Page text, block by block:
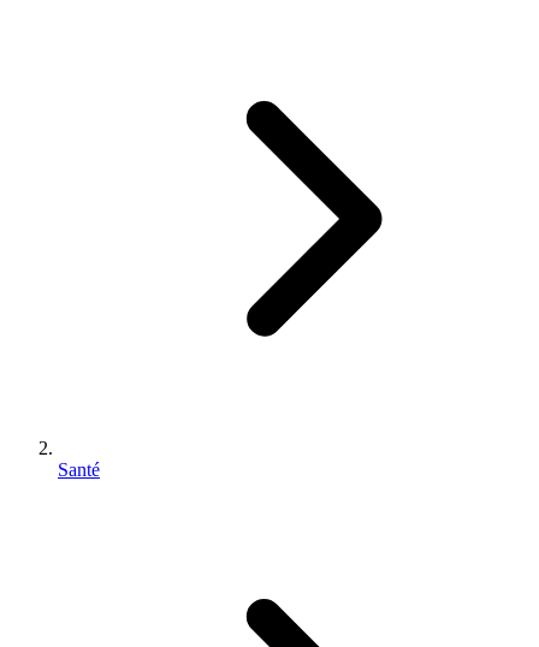
Santé